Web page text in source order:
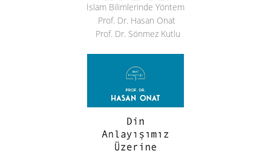
İslam Bilimlerinde Yöntem
Prof. Dr. Hasan Onat
Prof. Dr. Sönmez Kutlu